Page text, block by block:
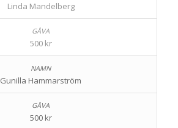
Linda Mandelberg
500 kr
Gunilla Hammarström
500 kr